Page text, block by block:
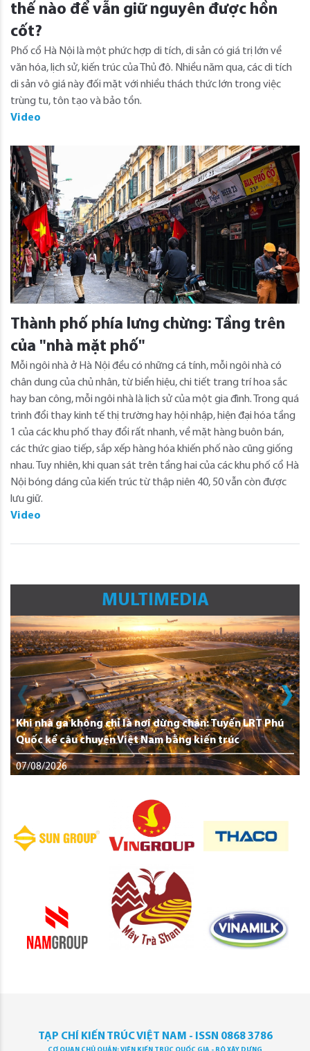
thế nào để vẫn giữ nguyên được hồn
cốt?
Phố cổ Hà Nội là một phức hợp di tích, di sản có giá trị lớn về
văn hóa, lịch sử, kiến trúc của Thủ đô. Nhiều năm qua, các di tích
di sản vô giá này đối mặt với nhiều thách thức lớn trong việc
trùng tu, tôn tạo và bảo tồn.
Video
Thành phố phía lưng chừng: Tầng trên
của "nhà mặt phố"
Mỗi ngôi nhà ở Hà Nội đều có những cá tính, mỗi ngôi nhà có
chân dung của chủ nhân, từ biển hiệu, chi tiết trang trí hoa sắc
hay ban công, mỗi ngôi nhà là lịch sử của một gia đình. Trong quá
trình đổi thay kinh tế thị trường hay hội nhập, hiện đại hóa tầng
1 của các khu phố thay đổi rất nhanh, về mặt hàng buôn bán,
các thức giao tiếp, sắp xếp hàng hóa khiến phố nào cũng giống
nhau. Tuy nhiên, khi quan sát trên tầng hai của các khu phố cổ Hà
Nội bóng dáng của kiến trúc từ thập niên 40, 50 vẫn còn được
lưu giữ.
Video
MULTIMEDIA
Khi nhà ga không chỉ là nơi dừng chân: Tuyến LRT Phú
Quốc kể câu chuyện Việt Nam bằng kiến trúc
07/08/2026
TẠP CHÍ KIẾN TRÚC VIỆT NAM - ISSN 0868 3786